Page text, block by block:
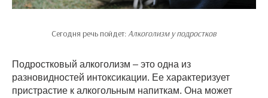
Сегодня речь пойдет:Алкоголизм у подростков
Подростковый алкоголизм – это одна из
разновидностей интоксикации. Ее характеризует
пристрастие к алкогольным напиткам. Она может